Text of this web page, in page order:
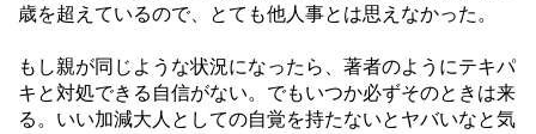
歳を超えているので、とても他人事とは思えなかった。
もし親が同じような状況になったら、著者のようにテキパ
キと対処できる自信がない。でもいつか必ずそのときは来
る。いい加減大人としての自覚を持たないとヤバいなと気